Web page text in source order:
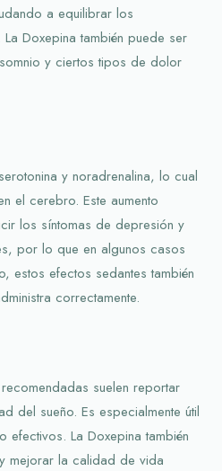
a equilibrar los
Doxepina también puede ser
y ciertos tipos de dolor
y noradrenalina, lo cual
el cerebro. Este aumento
los síntomas de depresión y
por lo que en algunos casos
estos efectos sedantes también
correctamente.
suelen reportar
del sueño. Es especialmente útil
La Doxepina también
mejorar la calidad de vida